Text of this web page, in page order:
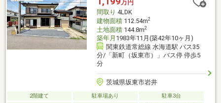
ート（3）諸費用ローン・おまとめローンのご紹介
万円
間取り 4LDK
建物面積112.54m2
土地面積144.8m2
築年月 1983年11月(築42年10ヶ月)
関東鉄道常総線 水海道駅 バス35
分/「新町（坂東市）」バス停 停歩5
分
茨城県坂東市岩井
2階建て 駐車場あり 駐車3台